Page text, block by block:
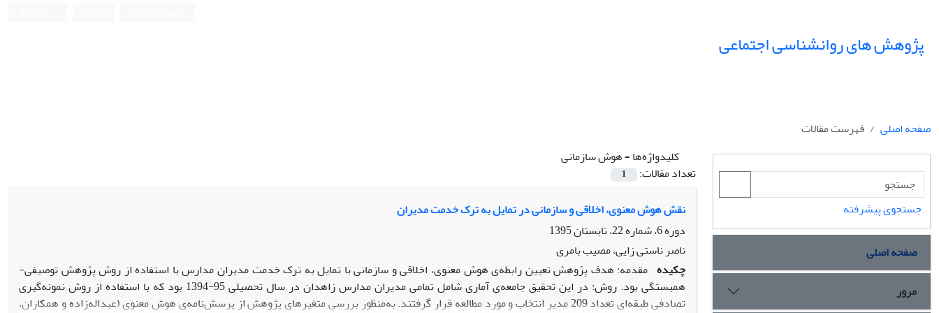
پژوهش های روانشناسی اجتماعی
صفحه اصلی
فهرست مقالات
کلیدواژه‌ها =هوش سازمانی
تعداد مقالات:
1
نقش هوش معنوی، اخلاقی و سازمانی در تمایل به ترک خدمت مدیران
دوره 6، شماره 22، تابستان 1395
ناصر ناستی زایی، مصیب بامری
چکیده مقدمه: هدف پژوهش تعیین رابطه‌ی هوش معنوی، اخلاقی و سازمانی با تمایل به ترک خدمت مدیران مدارس با استفاده از روش پژوهش توصیفی-
همبستگی بود. روش: در این تحقیق جامعه‌ی آماری شامل تمامی مدیران مدارس زاهدان در سال تحصیلی 95-1394 بود که با استفاده از روش نمونه‌گیری
تصادفی طبقه‌ای تعداد 209 مدیر انتخاب و مورد مطالعه قرار گرفتند. به‌منظور بررسی متغیرهای پژوهش از پرسش‌نامه‌ی هوش معنوی (عبداله‌زاده و همکاران،
جستجوی پیشرفته
صفحه اصلی
مرور